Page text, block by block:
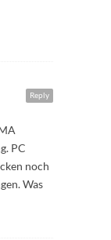
Reply
PC
noch
Was